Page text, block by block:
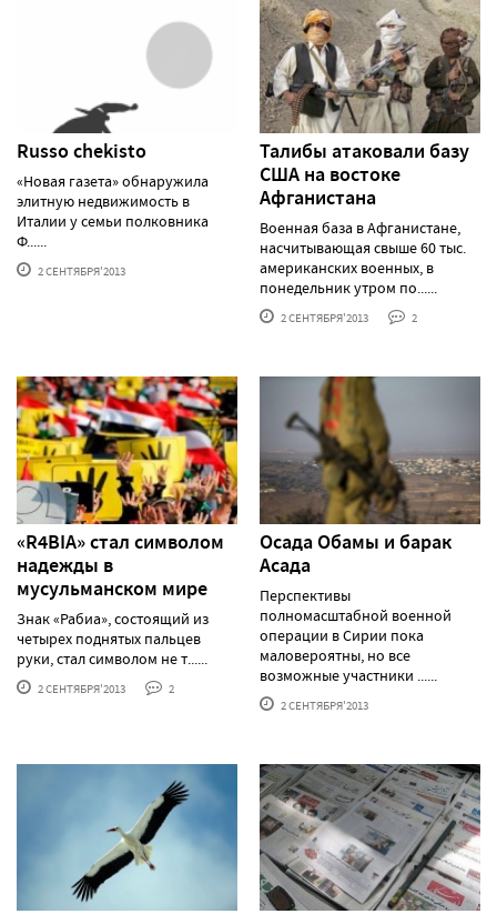
Russo chekisto
«Новая газета» обнаружила
элитную недвижимость в
Италии у семьи полковника
Ф......
2 СЕНТЯБРЯ'2013
Талибы атаковали базу
США на востоке
Афганистана
Военная база в Афганистане,
насчитывающая свыше 60 тыс.
американских военных, в
понедельник утром по......
2 СЕНТЯБРЯ'2013 2
«R4BIA» стал символом
надежды в
мусульманском мире
Знак «Рабиа», состоящий из
четырех поднятых пальцев
руки, стал символом не т......
2 СЕНТЯБРЯ'2013 2
Осада Обамы и барак
Асада
Перспективы
полномасштабной военной
операции в Сирии пока
маловероятны, но все
возможные участники ......
2 СЕНТЯБРЯ'2013